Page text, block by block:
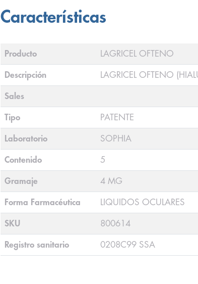
Características
Producto LAGRICEL OFTENO
Descripción LAGRICEL OFTENO
Sales
Tipo PATENTE
Laboratorio SOPHIA
Contenido 5
Gramaje 4 MG
Forma Farmacéutica LIQUIDOS OCULARES
SKU 800614
Registro sanitario 0208C99 SSA